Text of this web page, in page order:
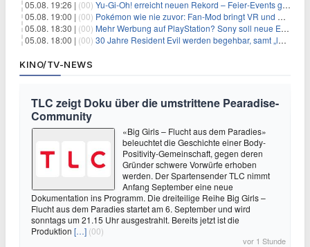
05.08. 19:26 | (00) Yu‑Gi‑Oh! erreicht neuen Rekord – Feier‑Events gestartet
05.08. 19:00 | (00) Pokémon wie nie zuvor: Fan-Mod bringt VR und Ego-Perspektive nach Kanto
05.08. 18:30 | (00) Mehr Werbung auf PlayStation? Sony soll neue Einnahmequellen prüfen
05.08. 18:00 | (00) 30 Jahre Resident Evil werden begehbar, samt „lebensgroßem Leon“
KINO/TV-NEWS
TLC zeigt Doku über die umstrittene Pearadise-
Community
«Big Girls – Flucht aus dem Paradies»
beleuchtet die Geschichte einer Body-
Positivity-Gemeinschaft, gegen deren
Gründer schwere Vorwürfe erhoben
werden. Der Spartensender TLC nimmt
Anfang September eine neue
Dokumentation ins Programm. Die dreiteilige Reihe Big Girls –
Flucht aus dem Paradies startet am 6. September und wird
sonntags um 21.15 Uhr ausgestrahlt. Bereits jetzt ist die
Produktion […] (00)
vor 1 Stunde